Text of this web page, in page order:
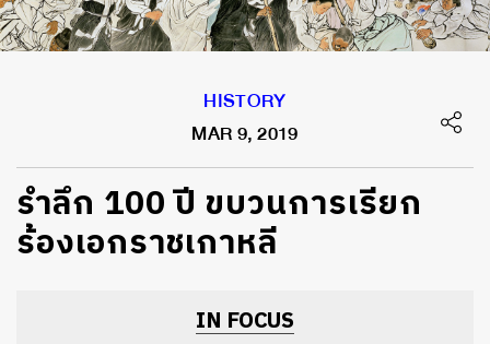
HISTORY
MAR 9, 2019
รำลึก 100 ปี ขบวนการเรียก
ร้องเอกราชเกาหลี
IN FOCUS